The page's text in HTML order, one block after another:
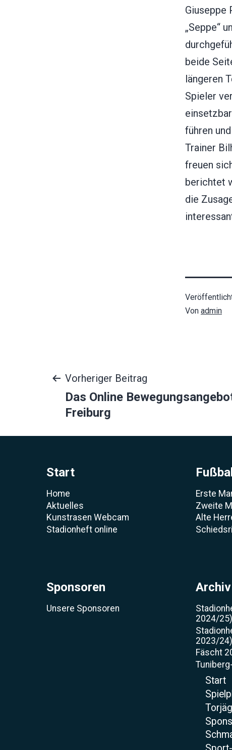
Giuseppe
„Seppe“
beide
längeren
Spieler
führen
Trainer
freuen
berichtet
die
Von admin
Vorheriger Beitrag
Das Online
Freiburg
Start
Home
Aktuelles
Kunstrasen Webcam
Stadionheft online
Fußball
Erste
Zweite
Alte
Sponsoren
Unsere Sponsoren
Archiv
2024/25)
2023/24)
Fäscht
Start